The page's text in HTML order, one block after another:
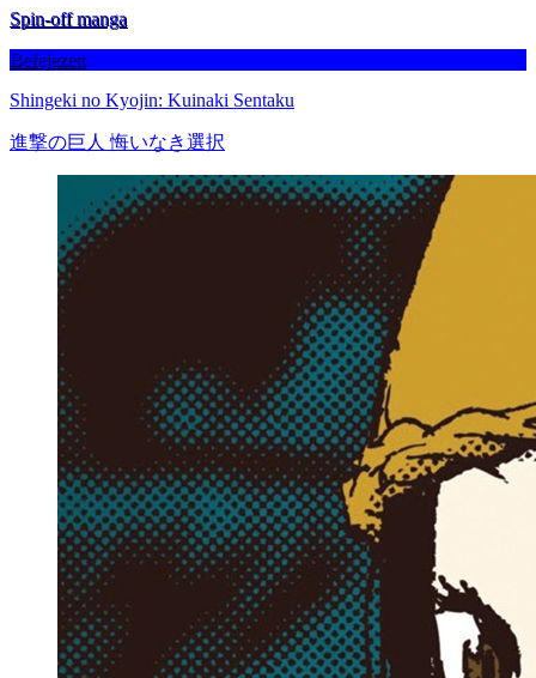
Spin-off manga
Befejezett
Shingeki no Kyojin: Kuinaki Sentaku
進撃の巨人 悔いなき選択